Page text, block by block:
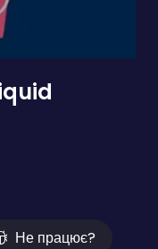
Не працює?